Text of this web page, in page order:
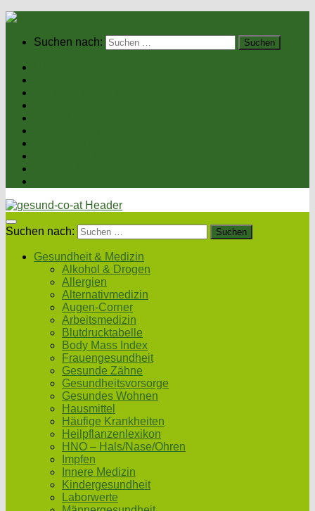
Suchen nach:
Suchen nach:
Gesundheit & Medizin
Alkohol & Drogen
Allergien
Alternativmedizin
Augen-Corner
Arbeitsmedizin
Blutdrucktabelle
Body Mass Index
Frauengesundheit
Gesunde Zähne
Gesundheitsvorsorge
Gesundes Wohnen
Hausmittel
Häufige Krankheiten
Heilpflanzenlexikon
HNO – Hals/Nase/Ohren
Impfen
Innere Medizin
Kindergesundheit
Laborwerte